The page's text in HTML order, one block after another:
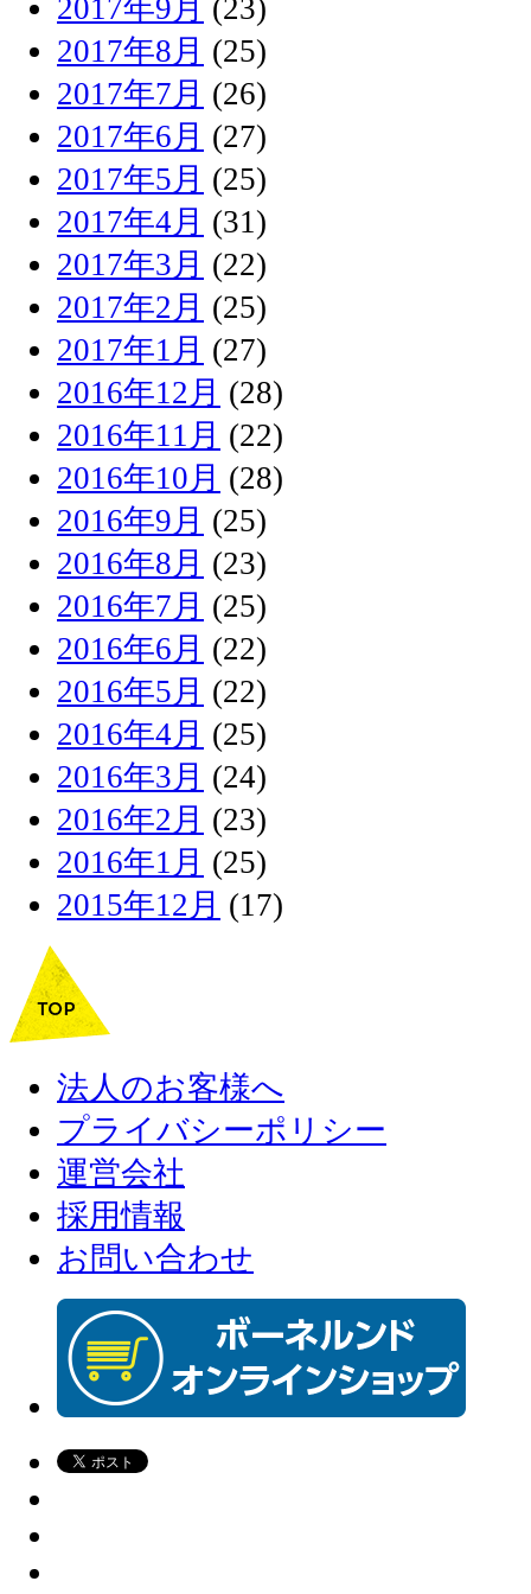
2017年9月 (23)
2017年8月 (25)
2017年7月 (26)
2017年6月 (27)
2017年5月 (25)
2017年4月 (31)
2017年3月 (22)
2017年2月 (25)
2017年1月 (27)
2016年12月 (28)
2016年11月 (22)
2016年10月 (28)
2016年9月 (25)
2016年8月 (23)
2016年7月 (25)
2016年6月 (22)
2016年5月 (22)
2016年4月 (25)
2016年3月 (24)
2016年2月 (23)
2016年1月 (25)
2015年12月 (17)
法人のお客様へ
プライバシーポリシー
運営会社
採用情報
お問い合わせ